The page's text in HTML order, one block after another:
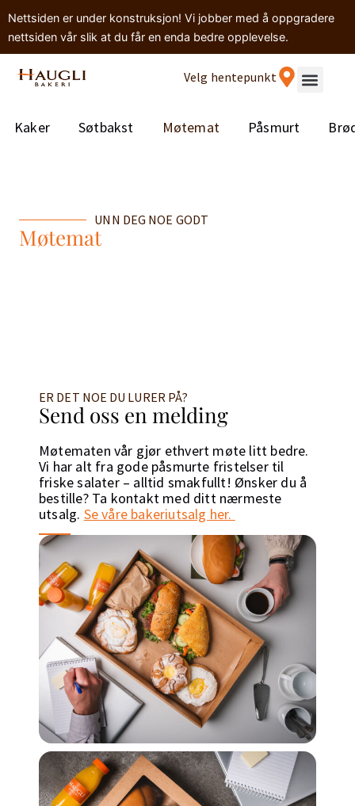
Nettsiden er under konstruksjon! Vi jobber med å oppgradere
nettsiden vår slik at du får en enda bedre opplevelse.
Velg hentepunkt
Kaker Søtbakst Møtemat Påsmurt
UNN DEG NOE GODT
Møtemat
ER DET NOE DU LURER PÅ?
Send oss en melding
Møtematen vår gjør ethvert møte litt bedre.
Vi har alt fra gode påsmurte fristelser til
friske salater – alltid smakfullt! Ønsker du å
bestille? Ta kontakt med ditt nærmeste
utsalg. Se våre bakeriutsalg her.